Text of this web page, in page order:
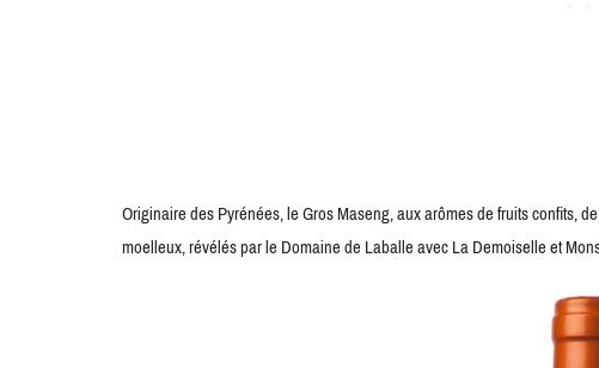
Originaire des Pyrénées, le Gros Maseng, aux arômes de fruits confits,
moelleux, révélés par le Domaine de Laballe avec La Demoiselle et